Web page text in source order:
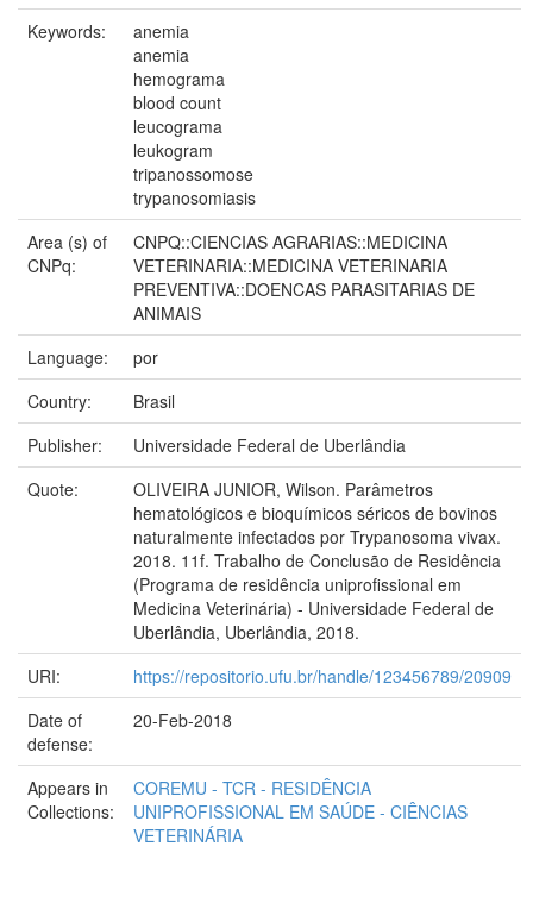
Keywords:
anemia
anemia
hemograma
blood count
leucograma
leukogram
tripanossomose
trypanosomiasis
Area (s) of
CNPq:
CNPQ::CIENCIAS AGRARIAS::MEDICINA
VETERINARIA::MEDICINA VETERINARIA
PREVENTIVA::DOENCAS PARASITARIAS DE
ANIMAIS
Language:
por
Country:
Brasil
Publisher:
Universidade Federal de Uberlândia
Quote:
OLIVEIRA JUNIOR, Wilson. Parâmetros
hematológicos e bioquímicos séricos de bovinos
naturalmente infectados por Trypanosoma vivax.
2018. 11f. Trabalho de Conclusão de Residência
(Programa de residência uniprofissional em
Medicina Veterinária) - Universidade Federal de
Uberlândia, Uberlândia, 2018.
URI:
https://repositorio.ufu.br/handle/123456789/20909
Date of
defense:
20-Feb-2018
Appears in
Collections:
COREMU - TCR - RESIDÊNCIA
UNIPROFISSIONAL EM SAÚDE - CIÊNCIAS
VETERINÁRIA